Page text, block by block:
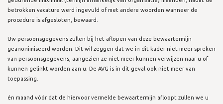
betrokken vacature werd ingevuld of met andere woorden wanneer de
procedure is afgesloten, bewaard.
Uw persoonsgegevens zullen bij het aflopen van deze bewaartermijn
geanonimiseerd worden. Dit wil zeggen dat we in dit kader niet meer spreken
van persoonsgegevens, aangezien ze niet meer kunnen verwijzen naar u of
kunnen gelinkt worden aan u. De AVG is in dit geval ook niet meer van
toepassing.
én maand vóór dat de hiervoor vermelde bewaartermijn afloopt zullen we u